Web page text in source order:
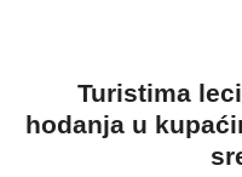
Turistima
hodanja u